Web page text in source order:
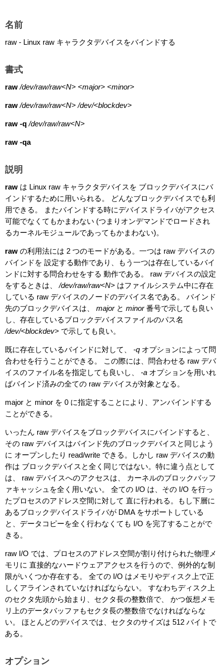
名前
raw - Linux raw キャラクタデバイスをバインドする
書式
raw /dev/raw/raw<N> <major> <minor>
raw /dev/raw/raw<N> /dev/<blockdev>
raw -q /dev/raw/raw<N>
raw -qa
説明
raw は Linux raw キャラクタデバイスを ブロックデバイスにバ
インドするために用いられる。 どんなブロックデバイスでも利
用できる。 またバインドする時にデバイスドライバがアクセス
可能でなくてもかまわない (つまりオンデマンドでロードされ
るカーネルモジュールであってもかまわない)。
raw の利用法には 2 つのモードがある。一つは raw デバイスの
バインドを 設定する動作であり、もう一つは存在しているバイ
ンドに対する問合わせをする 動作である。 raw デバイスの設定
をするときは、/dev/raw/raw<N> はファイルシステム中に存在
している raw デバイスのノードのデバイス名である。 バインド
先のブロックデバイスは、 majorと minor番号で示しても良い
し、存在しているブロックデバイスファイルのパス名
/dev/<blockdev> で示しても良い。
既に存在しているバインドに対して、 -qオプションによって問
合わせを行うことができる。 この際には、問合わせる raw デバ
イスのファイル名を指定しても良いし、 -a オプションを用いれ
ばバインド済みの全ての raw デバイスが対象となる。
major と minor を 0 に指定することにより、アンバインドする
ことができる。
いったん raw デバイスをブロックデバイスにバインドすると、
その raw デバイスはバインド先のブロックデバイスと同じよう
に オープンしたり read/write できる。しかし raw デバイスの動
作は ブロックデバイスと全く同じではない。特に違う点として
は、 raw デバイスへのアクセスは、 カーネルのブロックバッフ
ァキャッシュを全く用いない。 全ての I/O は、その I/O を行っ
たプロセスのアドレス空間に対して 直に行われる。もし下層に
あるブロックデバイスドライバが DMA をサポートしている
と、データコピーを全く行わなくても I/O を完了することがで
きる。
raw I/O では、プロセスのアドレス空間が割り付けられた物理メ
モリに 直接的なハードウェアアクセスを行うので、例外的な制
限がいくつか存在する。 全ての I/O はメモリやディスク上で正
しくアラインされていなければならない。 すなわちディスク上
のセクタ先頭から始まり、セクタ長の整数倍で、 かつ仮想メモ
リ上のデータバッファもセクタ長の整数倍でなければならな
い。 ほとんどのデバイスでは、セクタのサイズは 512 バイトで
ある。
オプション